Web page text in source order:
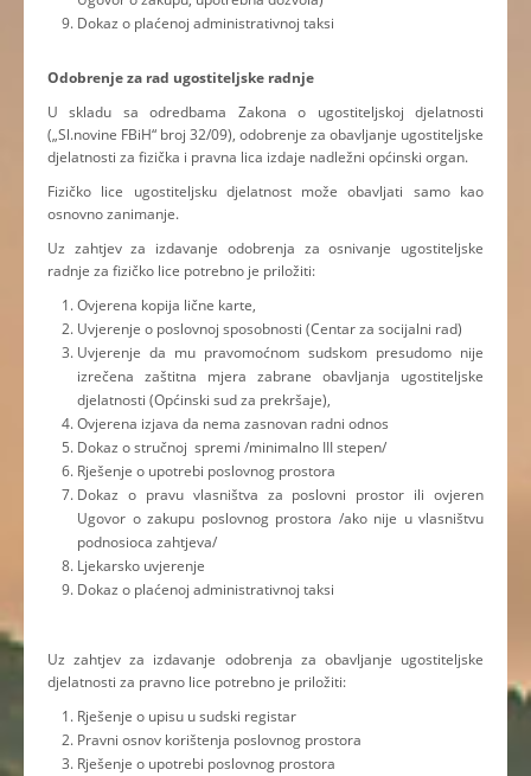
Dokaz o plaćenoj administrativnoj taksi
Odobrenje za rad ugostiteljske radnje
U skladu sa odredbama Zakona o ugostiteljskoj djelatnosti
(„Sl.novine FBiH“ broj 32/09), odobrenje za obavljanje ugostiteljske
djelatnosti za fizička i pravna lica izdaje nadležni općinski organ.
Fizičko lice ugostiteljsku djelatnost može obavljati samo kao
osnovno zanimanje.
Uz zahtjev za izdavanje odobrenja za osnivanje ugostiteljske
radnje za fizičko lice potrebno je priložiti:
Ovjerena kopija lične karte,
Uvjerenje o poslovnoj sposobnosti (Centar za socijalni rad)
Uvjerenje da mu pravomoćnom sudskom presudomo nije
izrečena zaštitna mjera zabrane obavljanja ugostiteljske
djelatnosti (Općinski sud za prekršaje),
Ovjerena izjava da nema zasnovan radni odnos
Dokaz o stručnoj spremi /minimalno III stepen/
Rješenje o upotrebi poslovnog prostora
Dokaz o pravu vlasništva za poslovni prostor ili ovjeren
Ugovor o zakupu poslovnog prostora /ako nije u vlasništvu
podnosioca zahtjeva/
Ljekarsko uvjerenje
Dokaz o plaćenoj administrativnoj taksi
Uz zahtjev za izdavanje odobrenja za obavljanje ugostiteljske
djelatnosti za pravno lice potrebno je priložiti:
Rješenje o upisu u sudski registar
Pravni osnov korištenja poslovnog prostora
Rješenje o upotrebi poslovnog prostora